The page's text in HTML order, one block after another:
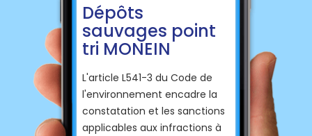
Dépôts
sauvages point
tri MONEIN
L'article L541-3 du Code de
l'environnement encadre la
constatation et les sanctions
applicables aux infractions à